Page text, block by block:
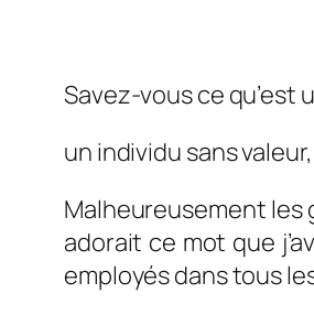
Savez-vous ce qu’est
un individu sans
Malheureusement les
adorait ce mot que
employés dans tous